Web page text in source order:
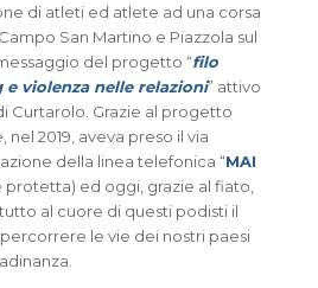
di atleti ed atlete ad una corsa
San Martino e Piazzola sul
del progetto “filo
violenza nelle relazioni” attivo
Curtarolo. Grazie al progetto
2019, aveva preso il via
della linea telefonica “MAI
protetta) ed oggi, grazie al fiato,
al cuore di questi podisti il
le vie dei nostri paesi